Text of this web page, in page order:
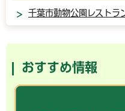
千葉市動物公園レストラ
おすすめ情報